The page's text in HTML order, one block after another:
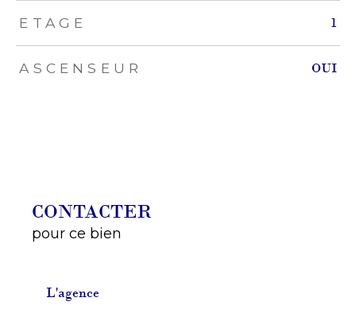
ETAGE 1
ASCENSEUR OUI
CONTACTER
pour ce bien
L'agence